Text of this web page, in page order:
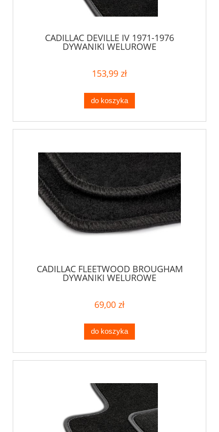
CADILLAC DEVILLE IV 1971-1976
DYWANIKI WELUROWE
153,99 zł
do koszyka
CADILLAC FLEETWOOD BROUGHAM
DYWANIKI WELUROWE
69,00 zł
do koszyka